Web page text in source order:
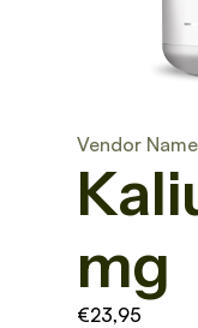
Vendor Name
mg
€23,95